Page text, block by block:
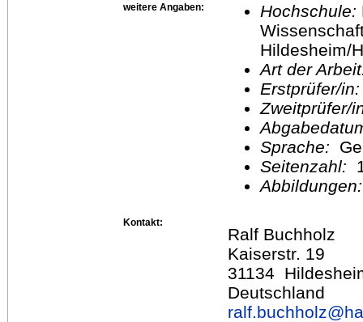
weitere Angaben: Hochschule:
Hildesheim/
Art der
Erstprüfer/
Sprache:
Seitenzahl:
Kontakt:
Ralf Buchholz
Kaiserstr. 19
31134
Deutschland
ralf.buchholz@